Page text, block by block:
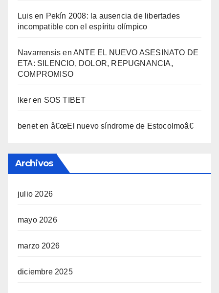
Luisen Pekí­n 2008: la ausencia de libertades
incompatible con el espí­ritu olí­mpico
Navarrensis enANTE EL NUEVO ASESINATO DE
ETA: SILENCIO, DOLOR, REPUGNANCIA,
COMPROMISO
Ikeren SOS TIBET
beneten â€œEl nuevo sí­ndrome de Estocolmoâ€
Archivos
julio 2026
mayo 2026
marzo 2026
diciembre 2025